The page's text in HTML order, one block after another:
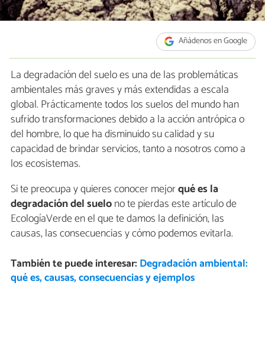
Añádenos en Google
La degradación del suelo es una de las problemáticas
ambientales más graves y más extendidas a escala
global. Prácticamente todos los suelos del mundo han
sufrido transformaciones debido a la acción antrópica o
del hombre, lo que ha disminuido su calidad y su
capacidad de brindar servicios, tanto a nosotros como a
los ecosistemas.
Si te preocupa y quieres conocer mejorqué es la
degradación del suelono te pierdas este artículo de
EcologíaVerde en el que te damos la definición, las
causas, las consecuencias y cómo podemos evitarla.
También te puede interesar: Degradación ambiental:
qué es, causas, consecuencias y ejemplos